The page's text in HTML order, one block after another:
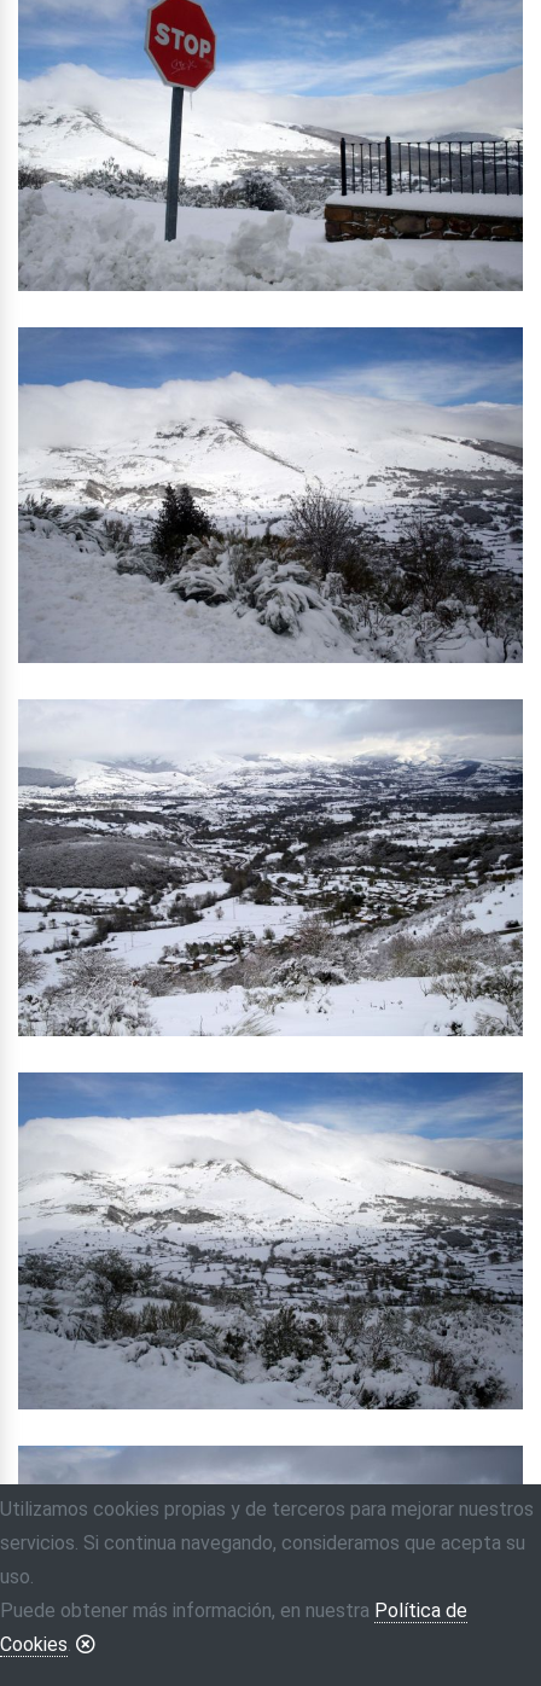
Utilizamos cookies propias y de terceros para mejorar nuestros
servicios. Si continua navegando, consideramos que acepta su
uso.
Puede obtener más información, en nuestra Política de
Cookies.